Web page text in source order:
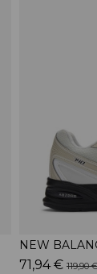
NEW
71,94 € 119,90 €